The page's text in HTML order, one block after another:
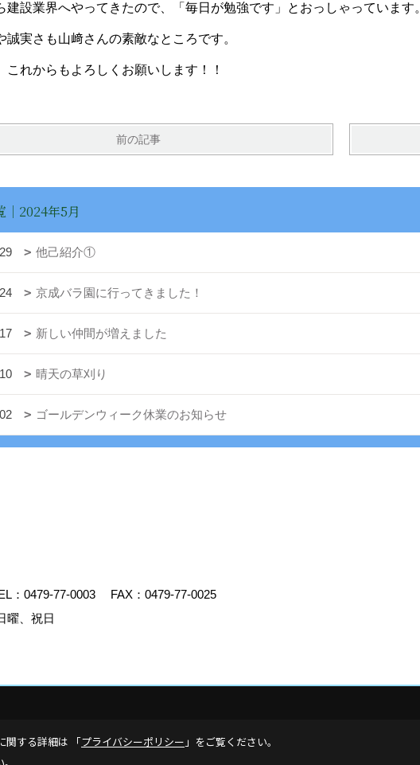
建設業界へやってきたので、「毎日が勉強です」とおっしゃっています
誠実さも山﨑さんの素敵なところです。
これからもよろしくお願いします！！
前の記事
｜2024年5月
他己紹介①
京成バラ園に行ってきました！
新しい仲間が増えました
晴天の草刈り
ゴールデンウィーク休業のお知らせ
： 0479-77-0003
FAX：0479-77-0025
曜、祝日
関する詳細は 「プライバシーポリシー 」をご覧ください。